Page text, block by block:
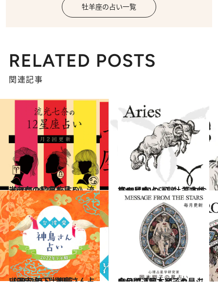
牡羊座の占い一覧
RELATED POSTS
関連記事
2026.7.29
《ほかの星座も見る》流光七奈の12星座占い
占い 2021.12.1
【12星座占い】牡羊座(おひつじ座)の運勢、基本性格まとめ
占い
2022.7.25
【干支占い】神鳥さん占い2022年下半期篇
占い 2026.7.31
今月の運勢＆メッセージを公開「岡本翔子の星占い」
占い